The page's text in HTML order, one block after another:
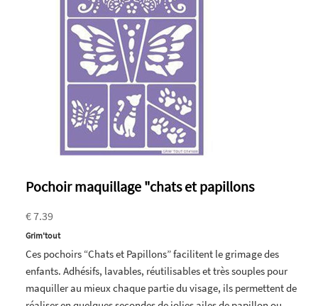
Pochoir maquillage "chats et papillons
€ 7.39
Grim'tout
Ces pochoirs “Chats et Papillons” facilitent le grimage des
enfants. Adhésifs, lavables, réutilisables et très souples pour
maquiller au mieux chaque partie du visage, ils permettent de